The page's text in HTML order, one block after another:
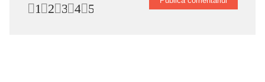
5
4
3
2
1